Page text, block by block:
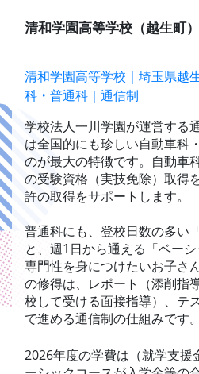
清和学園高等学校（越生町）
清和学園高等学校｜埼玉県越
科・普通科｜通信制
学校法人一川学園が運営する
は全国的にも珍しい自動車科
のが最大の特徴です。自動車
の受験資格（実技免除）取得
許の取得をサポートします。
普通科にも、登校日数の多い
と、週1日から通える「ベーシ
専門性を身につけたいお子さ
の修得は、レポート（添削指
校して受ける面接指導）、テ
で進める通信制の仕組みです。
2026年度の学費は（就学支援